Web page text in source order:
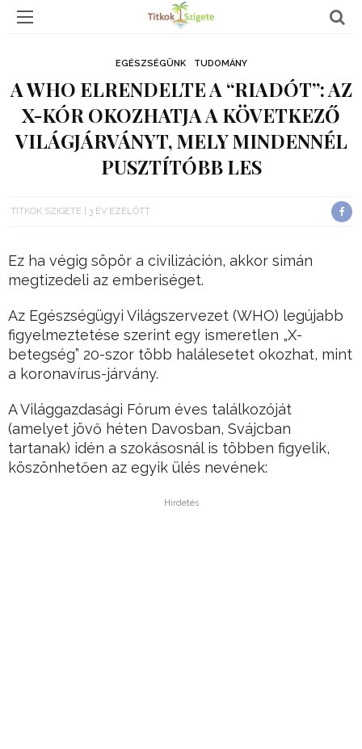
EGÉSZSÉGÜNK TUDOMÁNY
A WHO ELRENDELTE A “RIADÓT”: AZ
X-KÓR OKOZHATJA A KÖVETKEZŐ
VILÁGJÁRVÁNYT, MELY MINDENNÉL
PUSZTÍTÓBB LES
TITKOK SZIGETE 3 ÉV EZELŐTT
Ez ha végig söpör a civilizáción, akkor simán
megtizedeli az emberiséget.
Az Egészségügyi Világszervezet (WHO) legújabb
figyelmeztetése szerint egy ismeretlen „X-
betegség” 20-szor több halálesetet okozhat, mint
a koronavírus-járvány.
A Világgazdasági Fórum éves találkozóját
(amelyet jövő héten Davosban, Svájcban
tartanak) idén a szokásosnál is többen figyelik,
köszönhetően az egyik ülés nevének:
Hirdetés